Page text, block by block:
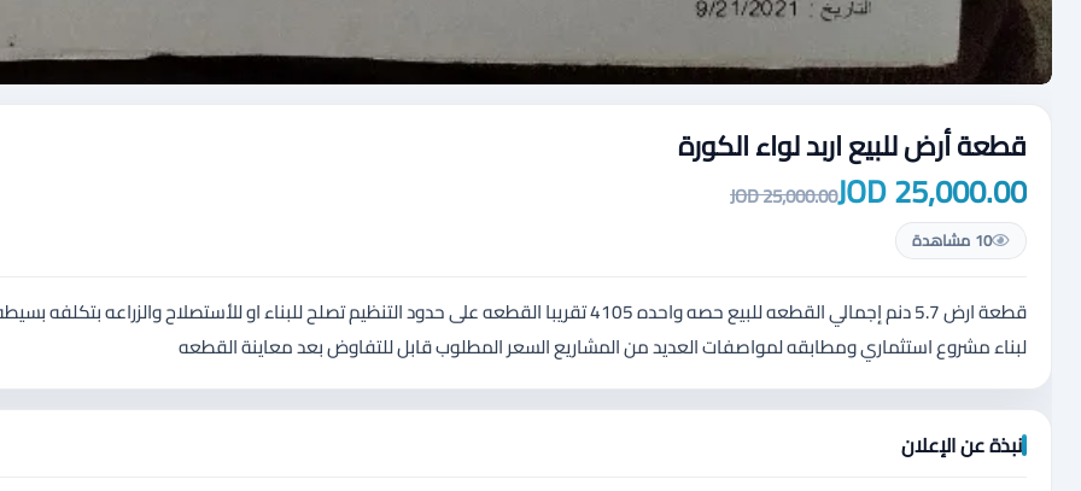
قطعة أرض للبيع اربد لواء الكورة
25,000.00 JOD
25,000.00 JOD
10 مشاهدة
قطعة ارض 5.7 دنم إجمالي القطعه للبيع حصه واحده 4105 تقريبا القطعه على حدود التنظيم تصلح للبناء او للأستصلاح والزراعه
لبناء مشروع استثماري ومطابقه لمواصفات العديد من المشاريع السعر المطلوب قابل للتفاوض بعد معاينة القطعه
نبذة عن الإعلان